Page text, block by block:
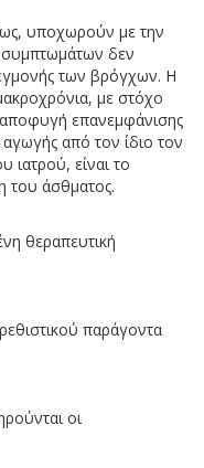
υποχωρούν με την
δεν
των βρόγχων. Η
με στόχο
επανεμφάνισης
από τον ίδιο τον
είναι το
του άσθματος.
θεραπευτική
παράγοντα
οι